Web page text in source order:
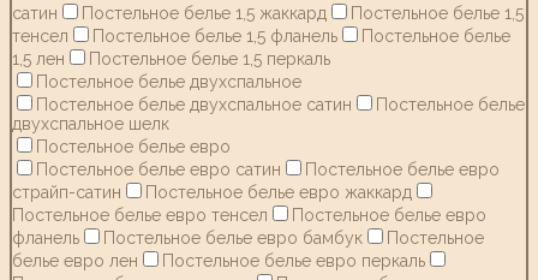
сатин
Постельное белье 1,5 жаккард
Постельное белье 1,5
тенсел
Постельное белье 1,5 фланель
Постельное белье
1,5 лен
Постельное белье 1,5 перкаль
Постельное белье двухспальное
Постельное белье двухспальное сатин
Постельное белье
двухспальное шелк
Постельное белье евро
Постельное белье евро сатин
Постельное белье евро
страйп-сатин
Постельное белье евро жаккард
Постельное белье евро тенсел
Постельное белье евро
фланель
Постельное белье евро бамбук
Постельное
белье евро лен
Постельное белье евро перкаль